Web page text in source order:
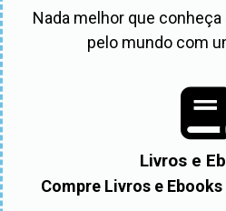
Nada melhor que
pelo mundo com
Livros e
Compre Livros e